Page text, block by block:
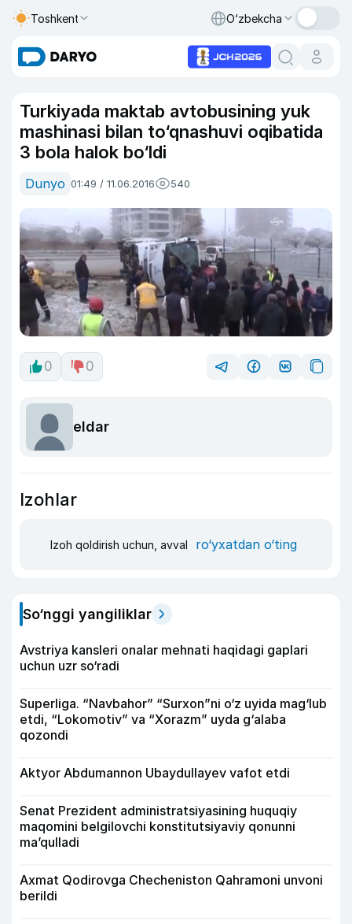
Toshkent O‘zbekcha
Turkiyada maktab avtobusining yuk
mashinasi bilan to‘qnashuvi oqibatida
3 bola halok bo‘ldi
Dunyo 01:49 / 11.06.2016 540
0 0
eldar
Izohlar
Izoh qoldirish uchun, avval ro‘yxatdan o‘ting
So‘nggi yangiliklar
Avstriya kansleri onalar mehnati haqidagi gaplari
uchun uzr so‘radi
Superliga. “Navbahor” “Surxon”ni o‘z uyida mag‘lub
etdi, “Lokomotiv” va “Xorazm” uyda g‘alaba
qozondi
Aktyor Abdu­mannon Ubaydullayev vafot etdi
Senat Prezident administratsiyasining huquqiy
maqomini belgilovchi konstitutsiyaviy qonunni
ma’qulladi
Axmat Qodirovga Checheniston Qahramoni unvoni
berildi